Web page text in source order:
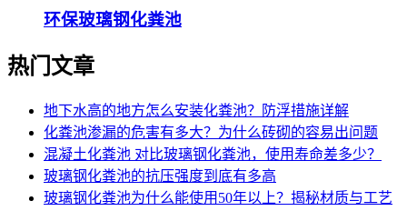
环保玻璃钢化粪池
热门文章
地下水高的地方怎么安装化粪池？防浮措施详解
化粪池渗漏的危害有多大？为什么砖砌的容易出问题
混凝土化粪池 对比玻璃钢化粪池，使用寿命差多少？
玻璃钢化粪池的抗压强度到底有多高
玻璃钢化粪池为什么能使用50年以上？揭秘材质与工艺